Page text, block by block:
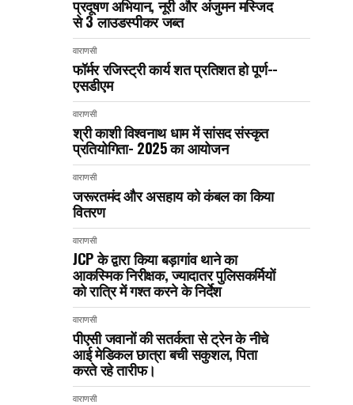
प्रदूषण अभियान, नूरी और अंजुमन मस्जिद
से 3 लाउडस्पीकर जब्त
वाराणसी
फॉर्मर रजिस्ट्री कार्य शत प्रतिशत हो पूर्ण--
एसडीएम
वाराणसी
श्री काशी विश्वनाथ धाम में सांसद संस्कृत
प्रतियोगिता- 2025 का आयोजन
वाराणसी
जरूरतमंद और असहाय को कंबल का किया
वितरण
वाराणसी
JCP के द्वारा किया बड़ागांव थाने का
आकस्मिक निरीक्षक, ज्यादातर पुलिसकर्मियों
को रात्रि में गश्त करने के निर्देश
वाराणसी
पीएसी जवानों की सतर्कता से ट्रेन के नीचे
आई मेडिकल छात्रा बची सकुशल, पिता
करते रहे तारीफ।
वाराणसी